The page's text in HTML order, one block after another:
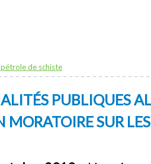
de schiste
PUBLIQUES
MORATOIRE SUR